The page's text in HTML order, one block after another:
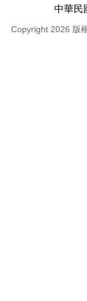
中華民
Copyright 2026 版